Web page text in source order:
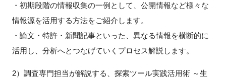
・初期段階の情報収集の一例として、公開情報など様々な
情報源を活用する方法をご紹介します。
・論文・特許・新聞記事といった、異なる情報を横断的に
活用し、分析へとつなげていくプロセス解説します。
2）調査専門担当が解説する、探索ツール実践活用術 ～生